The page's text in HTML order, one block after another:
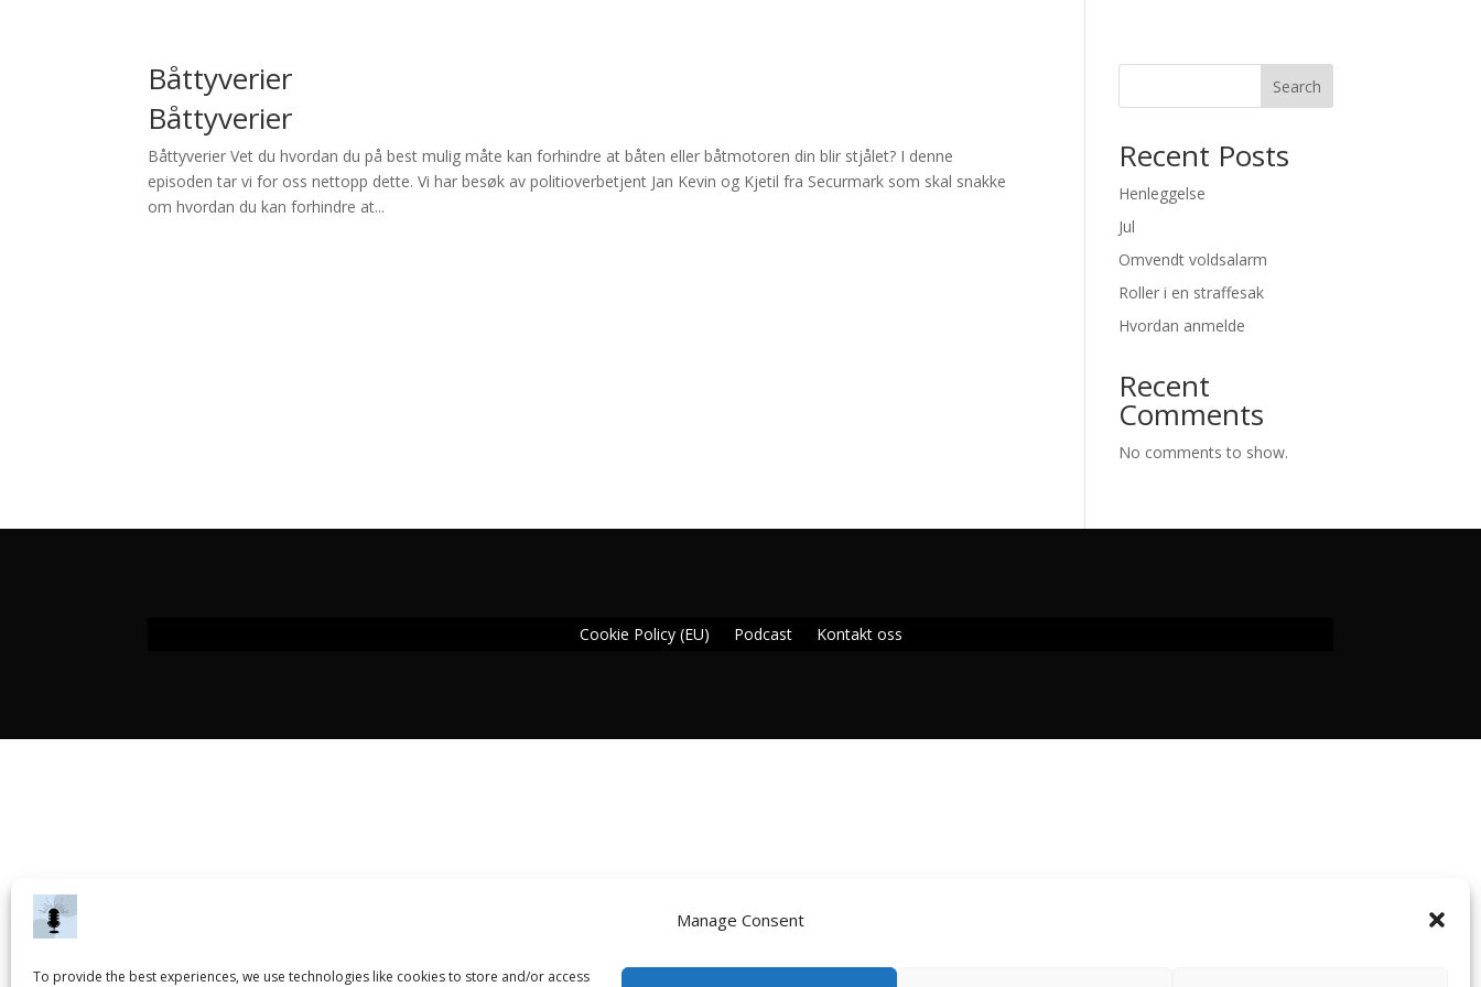
Manage Consent
To provide the best experiences, we use technologies like cookies to store and/or access
Båttyverier
Båttyverier
Båttyverier Vet du hvordan du på best mulig måte kan forhindre at båten eller båtmotoren din blir stjålet? I denne
episoden tar vi for oss nettopp dette. Vi har besøk av politioverbetjent Jan Kevin og Kjetil fra Securmark som skal snakke
om hvordan du kan forhindre at...
Search
Recent Posts
Henleggelse
Jul
Omvendt voldsalarm
Roller i en straffesak
Hvordan anmelde
Recent
Comments
No comments to show.
Cookie Policy (EU) Podcast Kontakt oss